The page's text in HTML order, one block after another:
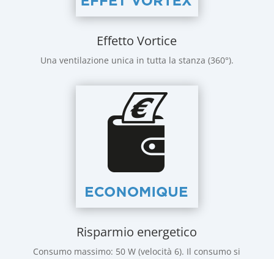
Effetto Vortice
Una ventilazione unica in tutta la stanza (360°).
Risparmio energetico
Consumo massimo: 50 W (velocità 6). Il consumo si